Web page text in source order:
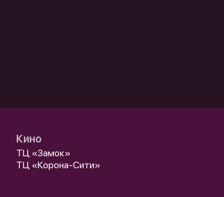
Кино
ТЦ «Замок»
ТЦ «Корона-Сити»